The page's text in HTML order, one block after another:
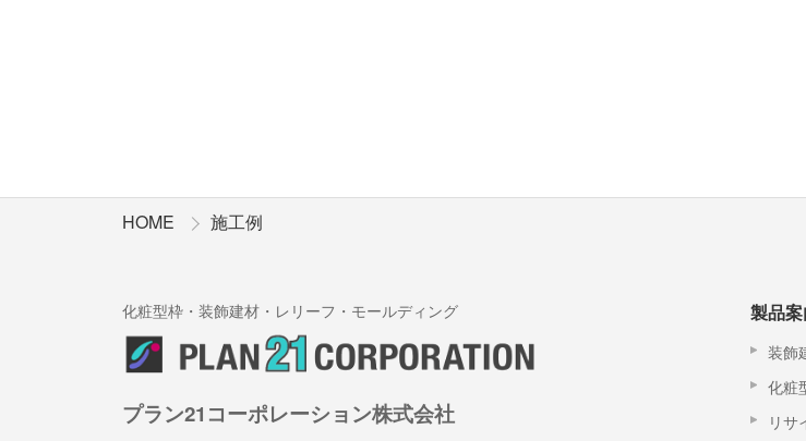
HOME 施工例
化粧型枠・装飾建材・レリーフ・モールディング
プラン21コーポレーション株式会社
製品
装飾
化粧
リサ